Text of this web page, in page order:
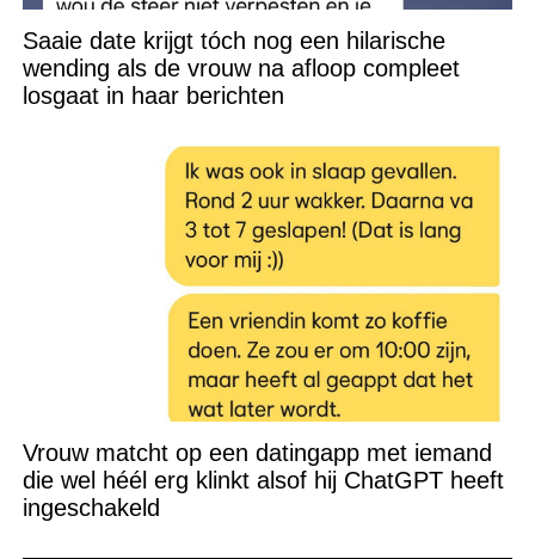
Saaie date krijgt tóch nog een hilarische
wending als de vrouw na afloop compleet
losgaat in haar berichten
Vrouw matcht op een datingapp met iemand
die wel héél erg klinkt alsof hij ChatGPT heeft
ingeschakeld